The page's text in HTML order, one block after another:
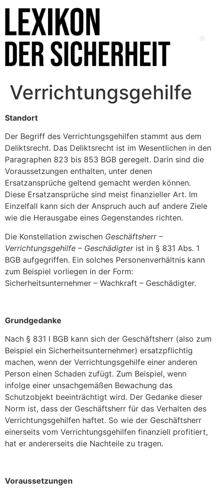
Verrichtungsgehilfe
Standort
Der Begriff des Verrichtungsgehilfen stammt aus dem
Deliktsrecht. Das Deliktsrecht ist im Wesentlichen in den
Paragraphen 823 bis 853 BGB geregelt. Darin sind die
Voraussetzungen enthalten, unter denen
Ersatzansprüche geltend gemacht werden können.
Diese Ersatzansprüche sind meist finanzieller Art. Im
Einzelfall kann sich der Anspruch auch auf andere Ziele
wie die Herausgabe eines Gegenstandes richten.
Die Konstellation zwischen Geschäftsherr –
Verrichtungsgehilfe – Geschädigterist in § 831 Abs. 1
BGB aufgegriffen. Ein solches Personenverhältnis kann
zum Beispiel vorliegen in der Form:
Sicherheitsunternehmer – Wachkraft – Geschädigter.
Grundgedanke
Nach § 831 I BGB kann sich der Geschäftsherr (also zum
Beispiel ein Sicherheitsunternehmer) ersatzpflichtig
machen, wenn der Verrichtungsgehilfe einer anderen
Person einen Schaden zufügt. Zum Beispiel, wenn
infolge einer unsachgemäßen Bewachung das
Schutzobjekt beeinträchtigt wird. Der Gedanke dieser
Norm ist, dass der Geschäftsherr für das Verhalten des
Verrichtungsgehilfen haftet. So wie der Geschäftsherr
einerseits vom Verrichtungsgehilfen finanziell profitiert,
hat er andererseits die Nachteile zu tragen.
Voraussetzungen